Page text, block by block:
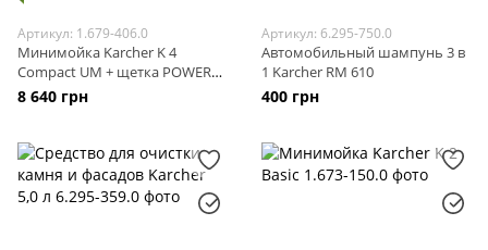
Артикул: 1.679-406.0
Минимойка Karcher K 4
Compact UM + щетка POWER
BRUSH WB 150
8 640 грн
Артикул: 6.295-750.0
Автомобильный шампунь 3 в
1 Karcher RM 610
400 грн